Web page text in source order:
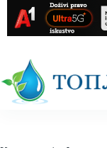
content